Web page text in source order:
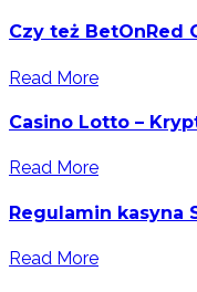
Czy też BetOnRed
Read More
Casino Lotto –
Read More
Regulamin kasyna
Read More